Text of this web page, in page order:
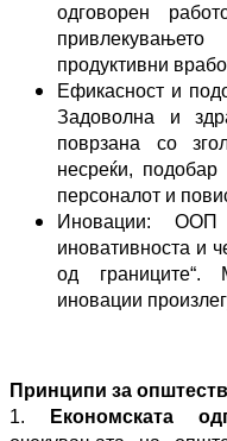
одговорен
продуктивни
Ефикасност и
Задоволна и
поврзана со
несреќи,
персоналот и
Иновации: ООП
иновативноста и
од границите“.
иновации
Принципи за
1. Економската